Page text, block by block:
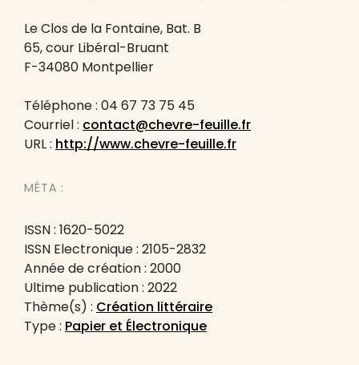
Le Clos de la Fontaine, Bat. B
65, cour Libéral-Bruant
F-34080 Montpellier
Téléphone : 04 67 73 75 45
Courriel : contact@chevre-feuille.fr
URL : http://www.chevre-feuille.fr
MÉTA :
ISSN : 1620-5022
ISSN Electronique : 2105-2832
Année de création : 2000
Ultime publication : 2022
Thème(s) : Création littéraire
Type : Papier et Électronique